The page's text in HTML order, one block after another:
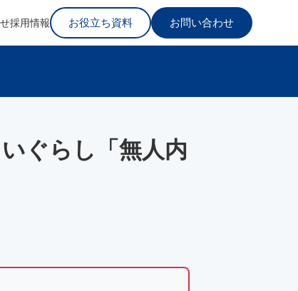
採用情報 お役立ち資料 お問い合わせ
ぐらし「無人内